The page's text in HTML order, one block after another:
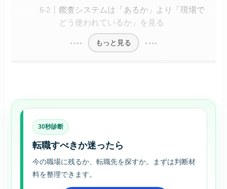
鑑査システムは「あるか」より「現場で
どう使われているか」を見る
もっと見る
30秒診断
転職すべきか迷ったら
今の職場に残るか、転職先を探すか。まずは判断材
料を整理できます。